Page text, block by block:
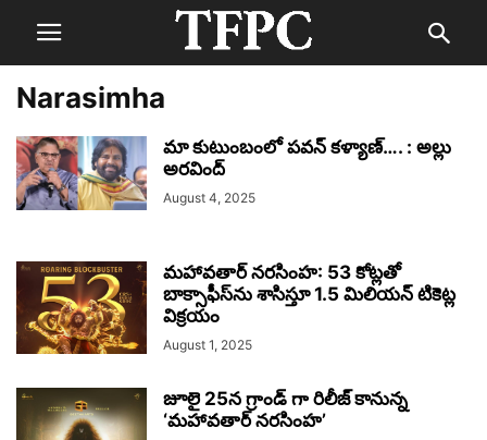
Narasimha
మా కుటుంబంలో పవన్ కళ్యాణ్…. : అల్లు
అరవింద్
August 4, 2025
మహావతార్ నరసింహ: 53 కోట్లతో
బాక్సాఫీస్‌ను శాసిస్తూ 1.5 మిలియన్ టికెట్ల
విక్రయం
August 1, 2025
జూలై 25న గ్రాండ్ గా రిలీజ్ కానున్న
‘మహావతార్ నరసింహ’